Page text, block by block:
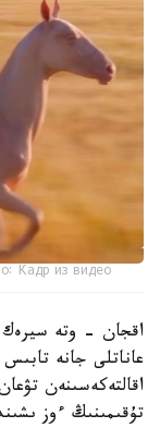
Кадр из видео
اقجان - وتە سيرەك
عاناتلى جانە
اقالتەكەسىنەن
تۇقىمىنىڭ ءوز ىشىندە 3 پايىزعا